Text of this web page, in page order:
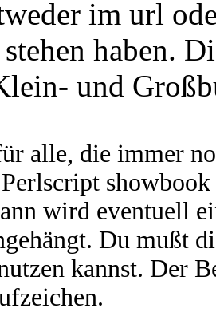
im url
haben.
und
alle, die immer
wird eventuell
Du mußt
kannst. Der